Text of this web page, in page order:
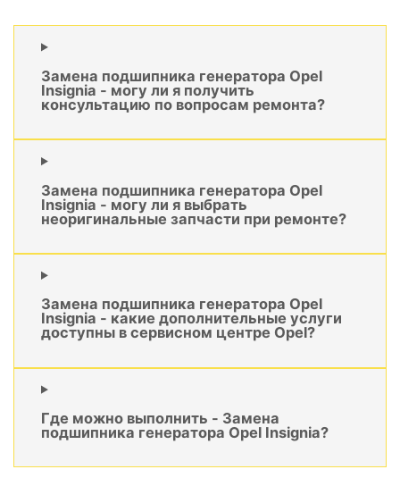
Замена подшипника генератора Opel
Insignia - могу ли я получить
консультацию по вопросам ремонта?
Замена подшипника генератора Opel
Insignia - могу ли я выбрать
неоригинальные запчасти при ремонте?
Замена подшипника генератора Opel
Insignia - какие дополнительные услуги
доступны в сервисном центре Opel?
Где можно выполнить - Замена
подшипника генератора Opel Insignia?